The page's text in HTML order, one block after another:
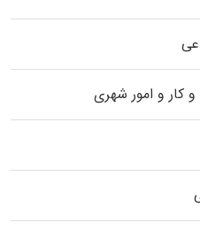
کار و امور شهری